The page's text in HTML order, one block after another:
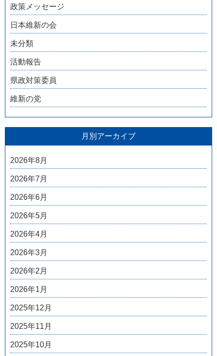
政策メッセージ
日本維新の会
未分類
活動報告
県政対策委員
維新の党
月別アーカイブ
2026年8月
2026年7月
2026年6月
2026年5月
2026年4月
2026年3月
2026年2月
2026年1月
2025年12月
2025年11月
2025年10月